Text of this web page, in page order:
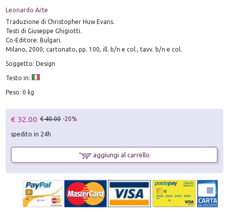
Leonardo Arte
Traduzione di Christopher Huw Evans.
Testi di Giuseppe Ghigiotti.
Co-Editore: Bulgari.
Milano, 2000; cartonato, pp. 100, ill. b/n e col., tavv. b/n e col.
Soggetto: Design
Testo in:
Peso: 0 kg
€ 32.00 € 40.00 -20%
spedito in 24h
aggiungi al carrello